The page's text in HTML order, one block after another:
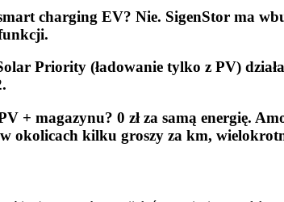
charging EV? Nie. SigenStor ma
Priority (ładowanie tylko z PV)
+ magazynu? 0 zł za samą energię.
okolicach kilku groszy za km,